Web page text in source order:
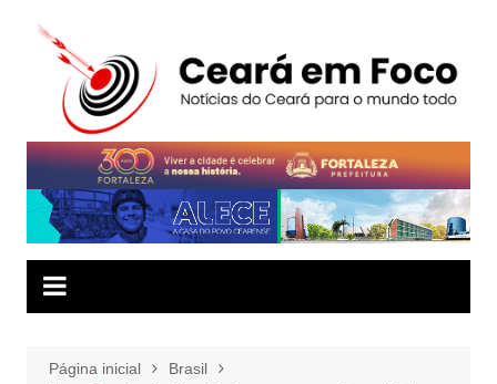
conteúdo
Página inicial
Brasil